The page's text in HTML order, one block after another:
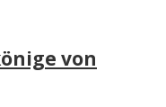
von